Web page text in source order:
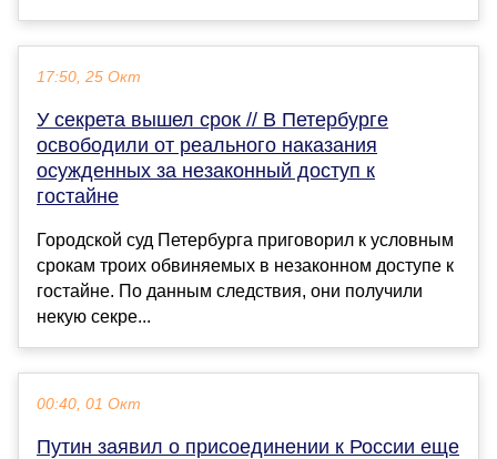
17:50, 25 Окт
У секрета вышел срок // В Петербурге
освободили от реального наказания
осужденных за незаконный доступ к
гостайне
Городской суд Петербурга приговорил к условным
срокам троих обвиняемых в незаконном доступе к
гостайне. По данным следствия, они получили
некую секре...
00:40, 01 Окт
Путин заявил о присоединении к России еще